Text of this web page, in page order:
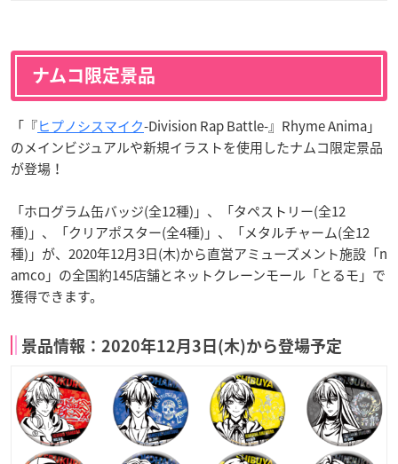
ナムコ限定景品
「『ヒプノシスマイク-Division Rap Battle-』Rhyme Anima」
のメインビジュアルや新規イラストを使用したナムコ限定景品
が登場！
「ホログラム缶バッジ(全12種)」、「タペストリー(全12
種)」、「クリアポスター(全4種)」、「メタルチャーム(全12
種)」が、2020年12月3日(木)から直営アミューズメント施設「n
amco」の全国約145店舗とネットクレーンモール「とるモ」で
獲得できます。
景品情報： 2020年12月3日(木)から登場予定